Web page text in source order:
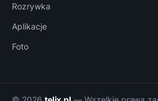
Rozrywka
Aplikacje
Foto